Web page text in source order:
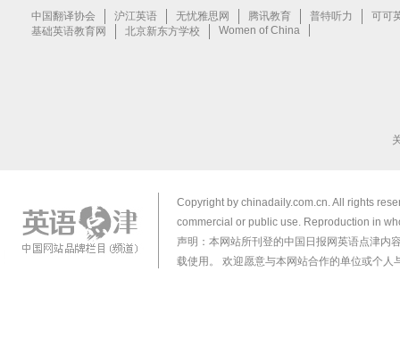
Copyright by chinadaily.com.cn. All rights
commercial or public use. Reproduction in
声明：本网站所刊登的中国日报网英语点津内
载使用。 欢迎愿意与本网站合作的单位或个人